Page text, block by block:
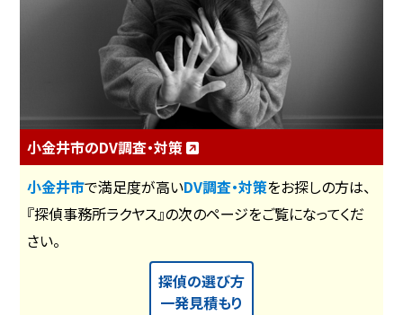
小金井市のDV調査・対策
小金井市で満足度が高いDV調査・対策をお探しの方は、
『探偵事務所ラクヤス』の次のページをご覧になってくだ
さい。
探偵の選び方
一発見積もり